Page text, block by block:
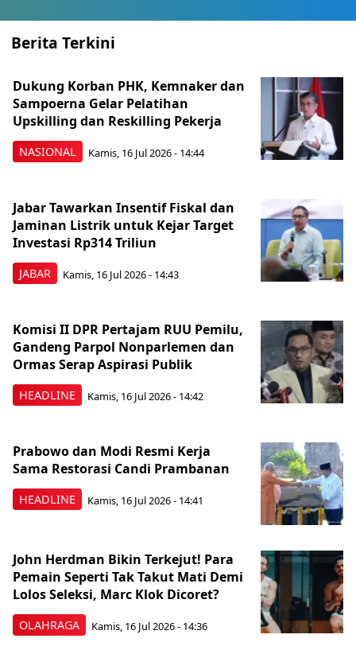
Berita Terkini
NASIONAL
Dukung Korban PHK, Kemnaker dan
Sampoerna Gelar Pelatihan
Upskilling dan Reskilling Pekerja
Kamis, 16 Jul 2026 - 14:44
JABAR
Jabar Tawarkan Insentif Fiskal dan
Jaminan Listrik untuk Kejar Target
Investasi Rp314 Triliun
Kamis, 16 Jul 2026 - 14:43
HEADLINE
Komisi II DPR Pertajam RUU Pemilu,
Gandeng Parpol Nonparlemen dan
Ormas Serap Aspirasi Publik
Kamis, 16 Jul 2026 - 14:42
HEADLINE
Prabowo dan Modi Resmi Kerja
Sama Restorasi Candi Prambanan
Kamis, 16 Jul 2026 - 14:41
OLAHRAGA
John Herdman Bikin Terkejut! Para
Pemain Seperti Tak Takut Mati Demi
Lolos Seleksi, Marc Klok Dicoret?
Kamis, 16 Jul 2026 - 14:36